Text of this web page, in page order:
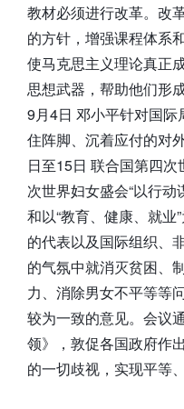
教材必须进行改革。改
的方针，增强课程体系
使马克思主义理论真正
思想武器，帮助他们形
9月4日 邓小平针对国
住阵脚、沉着应付的对
日至15日 联合国第四
次世界妇女盛会“以行
和以“教育、健康、就业
的代表以及国际组织、
的气氛中就消灭贫困、
力、消除男女不平等等
较为一致的意见。会议
领》，敦促各国政府作
的一切歧视，实现平等